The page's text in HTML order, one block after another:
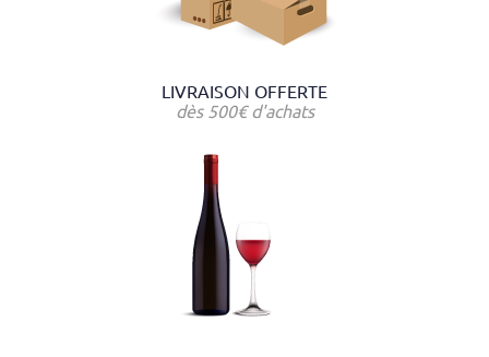
LIVRAISON OFFERTE
dès 500€ d'achats